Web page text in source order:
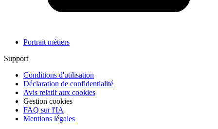
Portrait métiers
Support
Conditions d'utilisation
Déclaration de confidentialité
Avis relatif aux cookies
Gestion cookies
FAQ sur l'IA
Mentions légales